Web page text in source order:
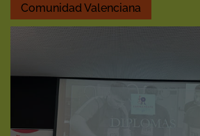
Comunidad Valenciana